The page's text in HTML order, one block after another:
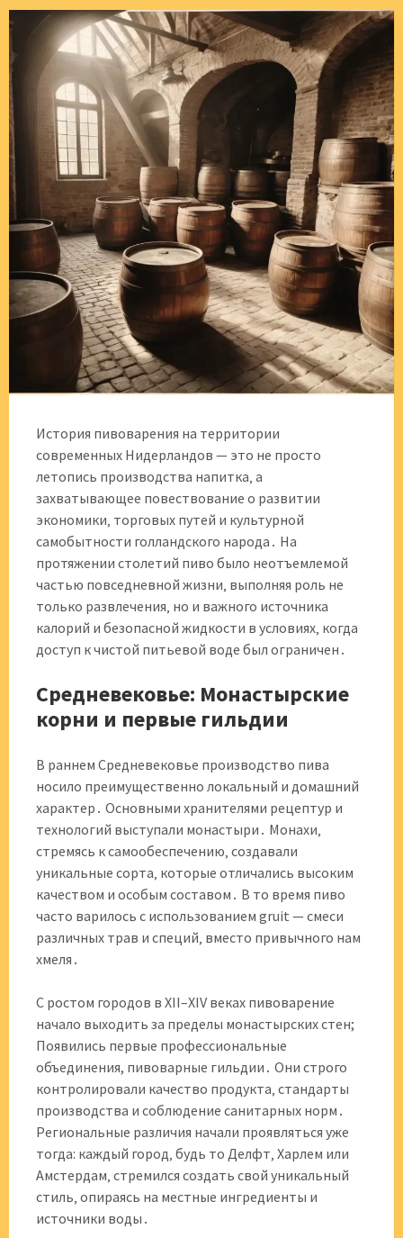
История пивоварения на территории
современных Нидерландов — это не просто
летопись производства напитка‚ а
захватывающее повествование о развитии
экономики‚ торговых путей и культурной
самобытности голландского народа․ На
протяжении столетий пиво было неотъемлемой
частью повседневной жизни‚ выполняя роль не
только развлечения‚ но и важного источника
калорий и безопасной жидкости в условиях‚ когда
доступ к чистой питьевой воде был ограничен․
Средневековье: Монастырские
корни и первые гильдии
В раннем Средневековье производство пива
носило преимущественно локальный и домашний
характер․ Основными хранителями рецептур и
технологий выступали монастыри․ Монахи‚
стремясь к самообеспечению‚ создавали
уникальные сорта‚ которые отличались высоким
качеством и особым составом․ В то время пиво
часто варилось с использованием gruit — смеси
различных трав и специй‚ вместо привычного нам
хмеля․
С ростом городов в XII–XIV веках пивоварение
начало выходить за пределы монастырских стен;
Появились первые профессиональные
объединения, пивоварные гильдии․ Они строго
контролировали качество продукта‚ стандарты
производства и соблюдение санитарных норм․
Региональные различия начали проявляться уже
тогда: каждый город‚ будь то Делфт‚ Харлем или
Амстердам‚ стремился создать свой уникальный
стиль‚ опираясь на местные ингредиенты и
источники воды․